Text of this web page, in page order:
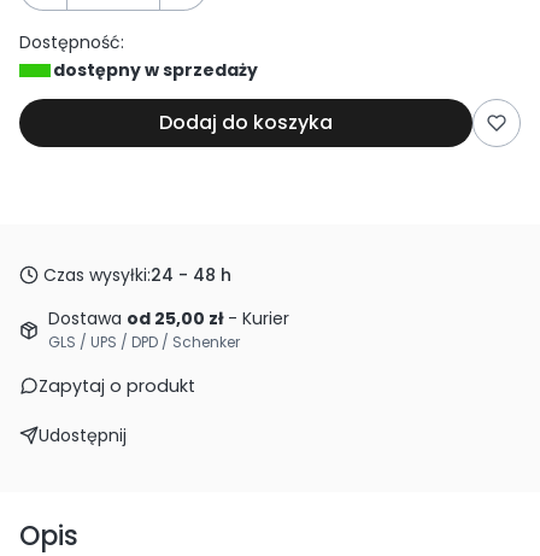
Dostępność:
dostępny w sprzedaży
Dodaj do koszyka
Czas wysyłki:24 - 48 h
Dostawa od 25,00 zł - Kurier
GLS / UPS / DPD / Schenker
Zapytaj o produkt
Udostępnij
Opis